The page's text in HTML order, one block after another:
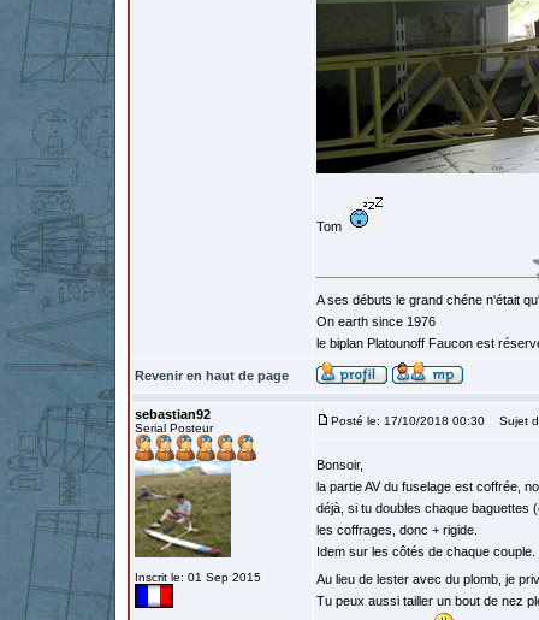
Tom
A ses débuts le grand chéne n'était
On earth since 1976
le biplan Platounoff Faucon est
Revenir en haut de page
sebastian92
Serial Posteur
Inscrit le: 01 Sep 2015
Posté le: 17/10/2018 00:30 Sujet
Bonsoir,
la partie AV du fuselage est coffrée,
déjà, si tu doubles chaque baguettes
les coffrages, donc + rigide.
Idem sur les côtés de chaque couple.
Au lieu de lester avec du plomb, je
Tu peux aussi tailler un bout de nez